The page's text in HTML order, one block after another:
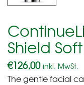
Shield Soft
€126,00 inkl. MwSt.
The gentle facial